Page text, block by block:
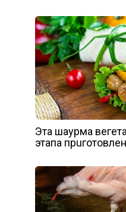
Этa шaypмa
этaпa